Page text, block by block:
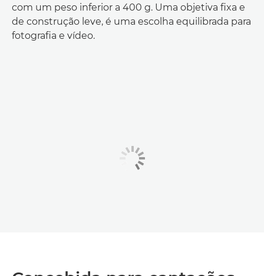
com um peso inferior a 400 g. Uma objetiva fixa e
de construção leve, é uma escolha equilibrada para
fotografia e vídeo.